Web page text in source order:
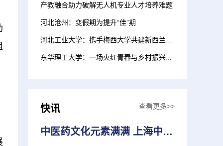
产教融合助力破解无人机专业人才培养难题
河北沧州：变假期为提升“佳”期
河北工业大学：携手梅西大学共建新西兰校区
东华理工大学：一场火红青春与乡村振兴的“双向奔赴”
快讯 查看更多>>
中医药文化元素满满 上海中医大推出新生大礼包